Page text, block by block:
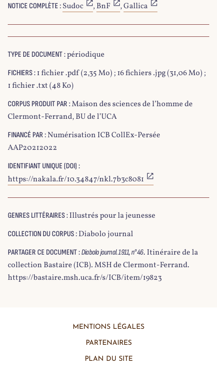
NOTICE COMPLÈTE : Sudoc ,BnF ,Gallica
TYPE DE DOCUMENT :périodique
FICHIERS : 1 fichier .pdf (2,35 Mo) ; 16 fichiers .jpg (31,06 Mo) ;
1 fichier .txt (48 Ko)
CORPUS PRODUIT PAR :Maison des sciences de l’homme de
Clermont-Ferrand, BU de l’UCA
FINANCÉ PAR : Numérisation ICB CollEx-Persée
AAP20212022
IDENTIFIANT UNIQUE (DOI) :
https://nakala.fr/10.34847/nkl.7b3c8081
GENRES LITTÉRAIRES : Illustrés pour la jeunesse
COLLECTION DU CORPUS : Diabolo journal
PARTAGER CE DOCUMENT :Diabolo journal. 1911, n° 46. Itinéraire de la
collection Bastaire (ICB). MSH de Clermont-Ferrand.
https://bastaire.msh.uca.fr/s/ICB/item/19823
MENTIONS LÉGALES
PARTENAIRES
PLAN DU SITE